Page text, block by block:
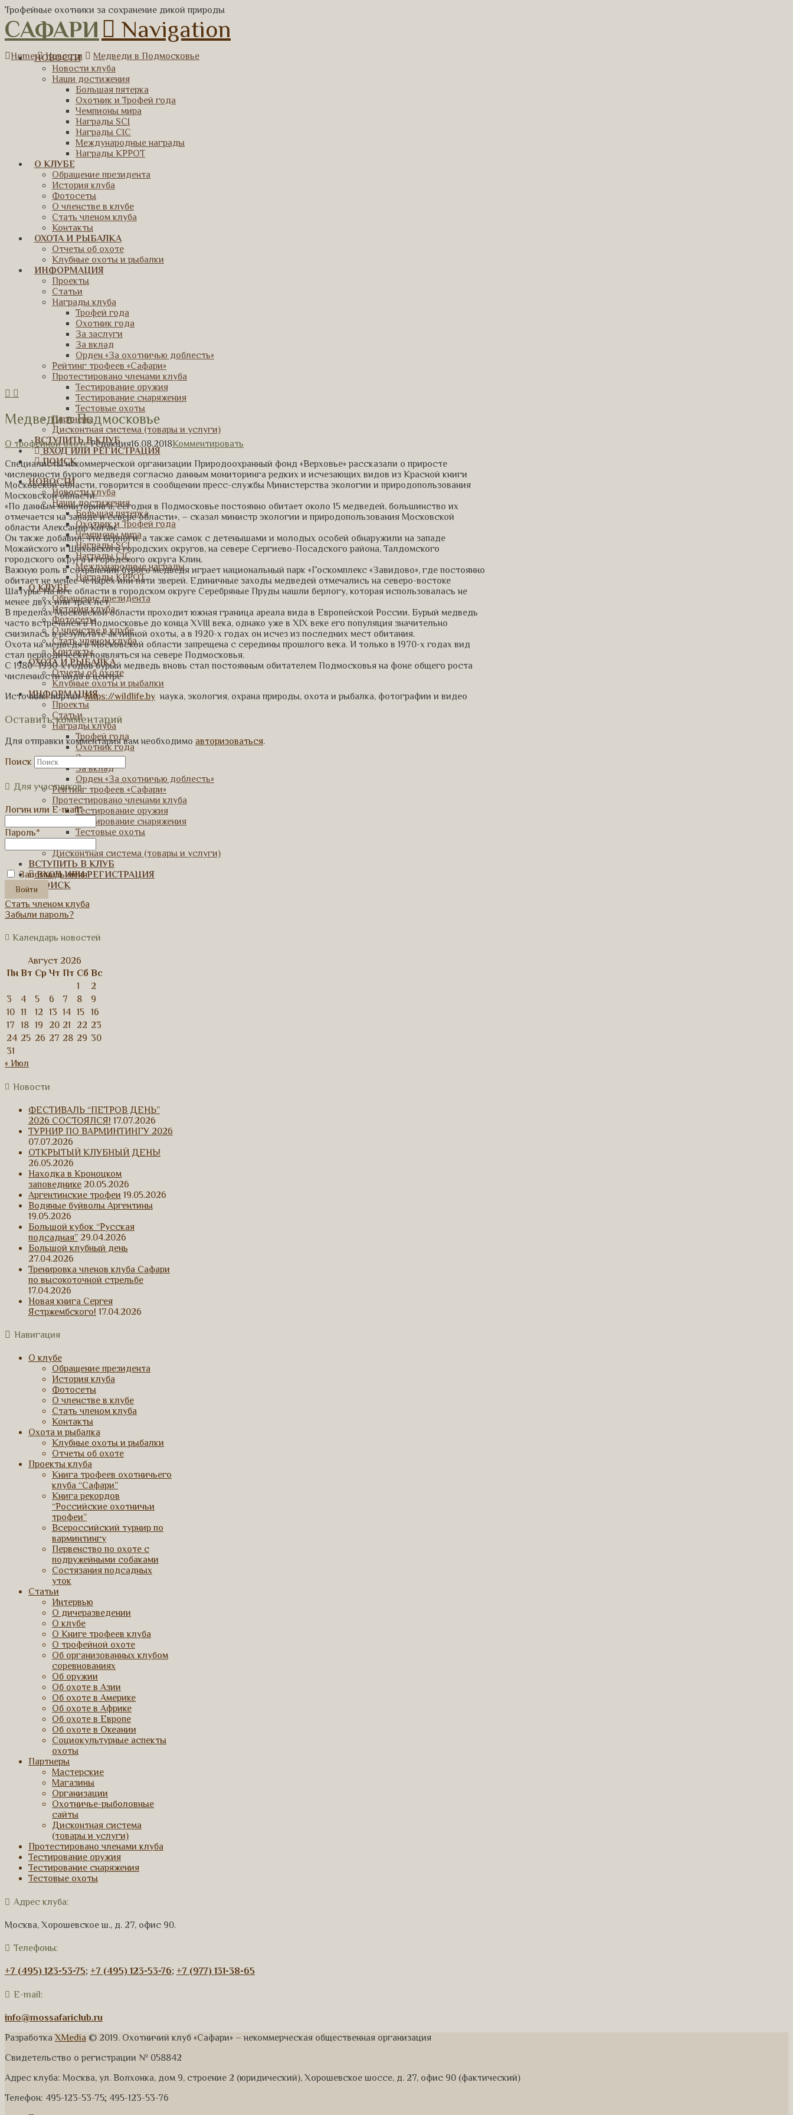
Трофейные охотники за сохранение дикой природы
САФАРИ Navigation
НОВОСТИ
Новости клуба
Наши достижения
Большая пятерка
Охотник и Трофей года
Чемпионы мира
Награды SCI
Награды CIC
Международные награды
Награды КРРОТ
О КЛУБЕ
Обращение президента
История клуба
Фотосеты
О членстве в клубе
Стать членом клуба
Контакты
ОХОТА И РЫБАЛКА
Отчеты об охоте
Клубные охоты и рыбалки
ИНФОРМАЦИЯ
Проекты
Статьи
Награды клуба
Трофей года
Охотник года
За заслуги
За вклад
Орден «За охотничью доблесть»
Рейтинг трофеев «Сафари»
Протестировано членами клуба
Тестирование оружия
Тестирование снаряжения
Тестовые охоты
Партнеры
Дисконтная система (товары и услуги)
ВСТУПИТЬ В КЛУБ
ВХОД ИЛИ РЕГИСТРАЦИЯ
ПОИСК
НОВОСТИ
Новости клуба
Наши достижения
Большая пятерка
Охотник и Трофей года
Чемпионы мира
Награды SCI
Награды CIC
Международные награды
Награды КРРОТ
О КЛУБЕ
Обращение президента
История клуба
Фотосеты
О членстве в клубе
Стать членом клуба
Контакты
ОХОТА И РЫБАЛКА
Отчеты об охоте
Клубные охоты и рыбалки
ИНФОРМАЦИЯ
Проекты
Статьи
Награды клуба
Трофей года
Охотник года
За заслуги
За вклад
Орден «За охотничью доблесть»
Рейтинг трофеев «Сафари»
Протестировано членами клуба
Тестирование оружия
Тестирование снаряжения
Тестовые охоты
Дисконтная система (товары и услуги)
ВСТУПИТЬ В КЛУБ
ВХОД ИЛИ РЕГИСТРАЦИЯ
ПОИСК
Home Новости Медведи в Подмосковье
Медведи в Подмосковье
О трофейной охотеРедакция16.08.2018Комментировать
Специалисты некоммерческой организации Природоохранный фонд «Верховье» рассказали о приросте
численности бурого медведя согласно данным мониторинга редких и исчезающих видов из Красной книги
Московской области, говорится в сообщении пресс-службы Министерства экологии и природопользования
Московской области.
«По данным мониторинга, сегодня в Подмосковье постоянно обитает около 15 медведей, большинство их
отмечается на западе и севере области», – сказал министр экологии и природопользования Московской
области Александр Коган.
Он также добавил, что берлоги, а также самок с детенышами и молодых особей обнаружили на западе
Можайского и Шаховского городских округов, на севере Сергиево-Посадского района, Талдомского
городского округа и городского округа Клин.
Важную роль в сохранении бурого медведя играет национальный парк «Госкомплекс «Завидово», где постоянно
обитает не менее четырех или пяти зверей. Единичные заходы медведей отмечались на северо-востоке
Шатуры. На юге области в городском округе Серебряные Пруды нашли берлогу, которая использовалась не
менее двух или трех лет.
В пределах Московской области проходит южная граница ареала вида в Европейской России. Бурый медведь
часто встречался в Подмосковье до конца XVIII века, однако уже в XIX веке его популяция значительно
снизилась в результате активной охоты, а в 1920-х годах он исчез из последних мест обитания.
Охота на медведя в Московской области запрещена с середины прошлого века. И только в 1970-х годах вид
стал периодически появляться на севере Подмосковья.
С 1980–1990-х годов бурый медведь вновь стал постоянным обитателем Подмосковья на фоне общего роста
численности вида в центре
Источник: порталhttps://wildlife.by наука, экология, охрана природы, охота и рыбалка, фотографии и видео
Оставить комментарий
Для отправки комментария вам необходимо авторизоваться.
Поиск
Для участников
Логин или E-mail*
Пароль*
Запомнить меня
Стать членом клуба
Забыли пароль?
Календарь новостей
Август 2026
Пн Вт Ср Чт Пт Сб Вс
1
2
3
4 5 6 7 8
9
10 11 12 13 14 15
16
17
18 19 20 21 22 23
24 25 26 27 28 29 30
31
« Июл
Новости
ФЕСТИВАЛЬ “ПЕТРОВ ДЕНЬ”
2026 СОСТОЯЛСЯ! 17.07.2026
ТУРНИР ПО ВАРМИНТИНГУ 2026
07.07.2026
ОТКРЫТЫЙ КЛУБНЫЙ ДЕНЬ!
26.05.2026
Находка в Кроноцком
заповеднике 20.05.2026
Аргентинские трофеи 19.05.2026
Водяные буйволы Аргентины
19.05.2026
Большой кубок “Русская
подсадная” 29.04.2026
Большой клубный день
27.04.2026
Тренировка членов клуба Сафари
по высокоточной стрельбе
17.04.2026
Новая книга Сергея
Ястржембского! 17.04.2026
Навигация
О клубе
Обращение президента
История клуба
Фотосеты
О членстве в клубе
Стать членом клуба
Контакты
Охота и рыбалка
Клубные охоты и рыбалки
Отчеты об охоте
Проекты клуба
Книга трофеев охотничьего
клуба “Сафари”
Книга рекордов
“Российские охотничьи
трофеи”
Всероссийский турнир по
варминтингу
Первенство по охоте с
подружейными собаками
Состязания подсадных
уток
Статьи
Интервью
О дичеразведении
О клубе
О Книге трофеев клуба
О трофейной охоте
Об организованных клубом
соревнованиях
Об оружии
Об охоте в Азии
Об охоте в Америке
Об охоте в Африке
Об охоте в Европе
Об охоте в Океании
Социокультурные аспекты
охоты
Партнеры
Мастерские
Магазины
Организации
Охотничье-рыболовные
сайты
Дисконтная система
(товары и услуги)
Протестировано членами клуба
Тестирование оружия
Тестирование снаряжения
Тестовые охоты
Адрес клуба:
Москва, Хорошевское ш., д. 27, офис 90.
Телефоны:
+7 (495) 123-53-75; +7 (495) 123-53-76; +7 (977) 131-38-65
E-mail:
info@mossafariclub.ru
Разработка XMedia © 2019. Охотничий клуб «Сафари» – некоммерческая общественная организация
Свидетельство о регистрации № 058842
Адрес клуба: Москва, ул. Волхонка, дом 9, строение 2 (юридический), Хорошевское шоссе, д. 27, офис 90 (фактический)
Телефон: 495-123-53-75; 495-123-53-76